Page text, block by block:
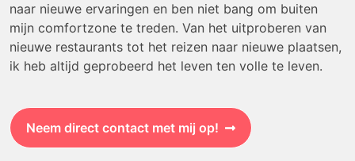
naar nieuwe ervaringen en ben niet bang om buiten
mijn comfortzone te treden. Van het uitproberen van
nieuwe restaurants tot het reizen naar nieuwe plaatsen,
ik heb altijd geprobeerd het leven ten volle te leven.
Neem direct contact met mij op!